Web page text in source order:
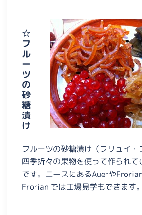
☆
フ
ル
ー
ツ
の
砂
糖
漬
け
フルーツの砂糖漬け（フリュイ・
四季折々の果物を使って作られて
です。ニースにあるAuerやFrorian
Frorian では工場見学もできます。